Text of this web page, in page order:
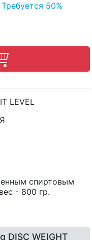
50%
LEVEL
спиртовым
- 800 гр.
DISC WEIGHT